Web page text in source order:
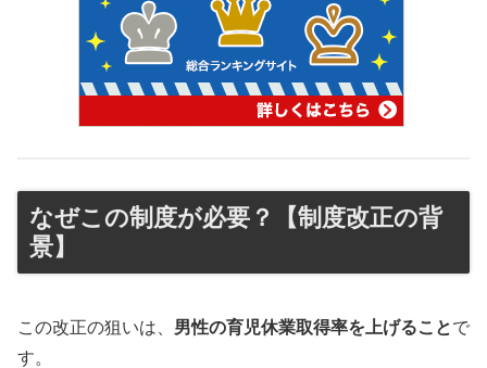
なぜこの制度が必要？【制度改正の背
景】
この改正の狙いは、 男性の育児休業取得率を上げることで
す。